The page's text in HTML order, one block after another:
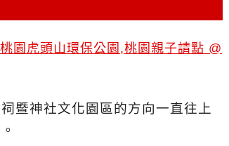
暨神社文化園區的方向一直往上